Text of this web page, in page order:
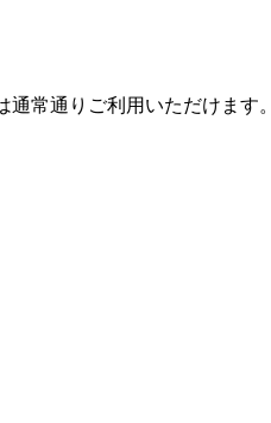
常通りご利用いただけます。